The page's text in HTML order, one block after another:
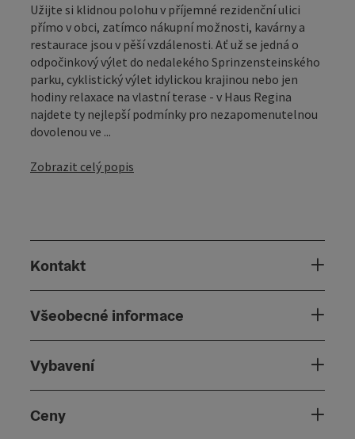
Užijte si klidnou polohu v příjemné rezidenční ulici
přímo v obci, zatímco nákupní možnosti, kavárny a
restaurace jsou v pěší vzdálenosti. Ať už se jedná o
odpočinkový výlet do nedalekého Sprinzensteinského
parku, cyklistický výlet idylickou krajinou nebo jen
hodiny relaxace na vlastní terase - v Haus Regina
najdete ty nejlepší podmínky pro nezapomenutelnou
dovolenou ve ...
Zobrazit celý popis
Kontakt
Všeobecné informace
Vybavení
Ceny